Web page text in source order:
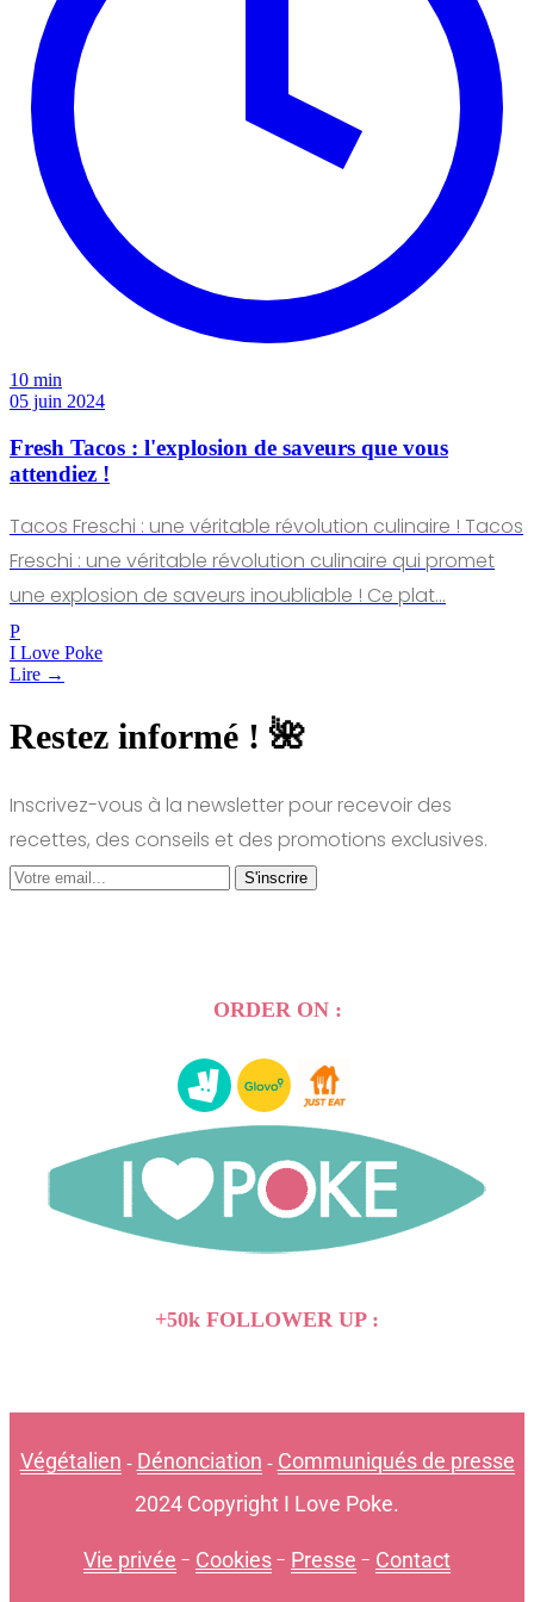
10 min
05 juin 2024
Fresh Tacos : l'explosion de saveurs que vous
attendiez !
Tacos Freschi : une véritable révolution culinaire ! Tacos
Freschi : une véritable révolution culinaire qui promet
une explosion de saveurs inoubliable ! Ce plat…
P
I Love Poke
Lire →
Restez informé ! 🌺
Inscrivez-vous à la newsletter pour recevoir des
recettes, des conseils et des promotions exclusives.
S'inscrire
ORDER ON :
+50k FOLLOWER UP :
Végétalien - Dénonciation - Communiqués de presse
2024 Copyright I Love Poke.
Vie privée - Cookies- Presse - Contact